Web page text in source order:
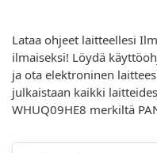
Lataa ohjeet laitteellesi
ilmaiseksi! Löydä
ja ota elektroninen
julkaistaan kaikki
WHUQ09HE8 merkiltä